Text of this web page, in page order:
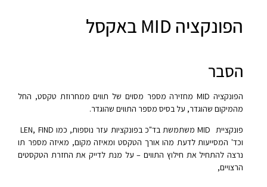
הפונקציה MID‏ באקסל
הסבר
הפונקציה MID מחזירה מספר מסוים של תווים ממחרוזת טקסט, החל
מהמיקום שהוגדר, על בסיס מספר התווים שהוגדר.
פונקציית MID משתמשת בד"כ בפונקציות עזר נוספות, כמו LEN, FIND
וכד' המסייעות לדעת מהו אורך הטקסט ומאיזה מקום, מאיזה מספר תו
נרצה להתחיל את חילוץ התווים – על מנת לדייק את החזרת הטקסטים
הרצויים,